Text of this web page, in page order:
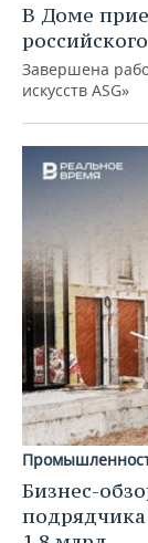
В Доме
Завершена
искусств ASG»
Бизнес-